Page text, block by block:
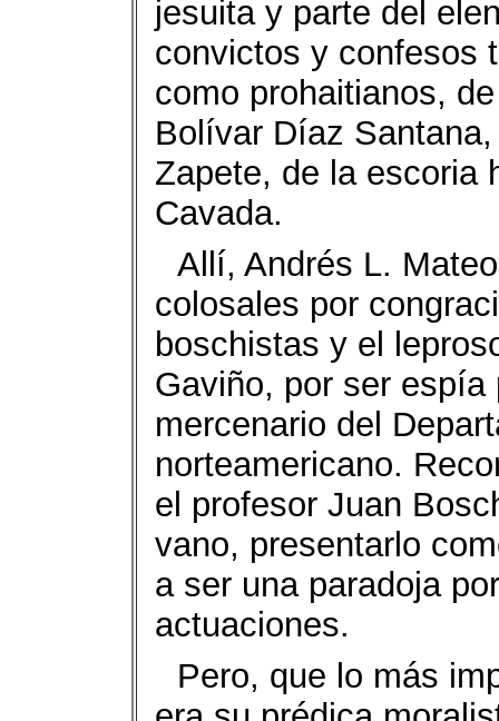
jesuita y parte del
convictos y confesos
como prohaitianos,
Bolívar Díaz
Zapete, de la escoria
Cavada.
Allí, Andrés L.
colosales por
boschistas y el
Gaviño, por ser
mercenario del
norteamericano.
el profesor Juan
vano, presentarlo
a ser una paradoja
actuaciones.
Pero, que lo más